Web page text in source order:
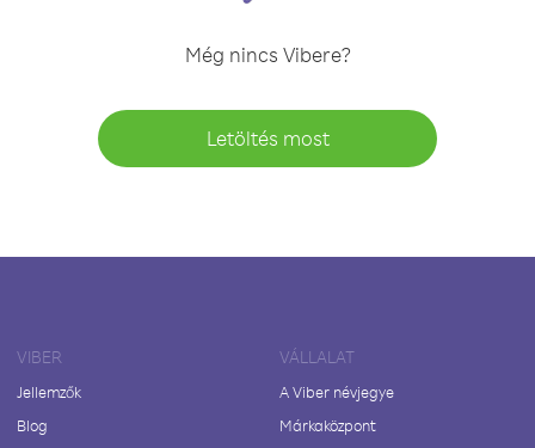
Még nincs Vibere?
Letöltés most
VIBER
Jellemzők
Blog
VÁLLALAT
A Viber névjegye
Márkaközpont